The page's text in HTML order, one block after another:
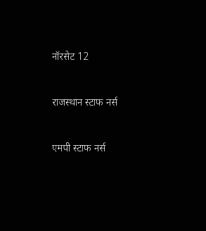
नॉरसेट 12
राजस्थान स्टाफ नर्स
एमपी स्टाफ नर्स